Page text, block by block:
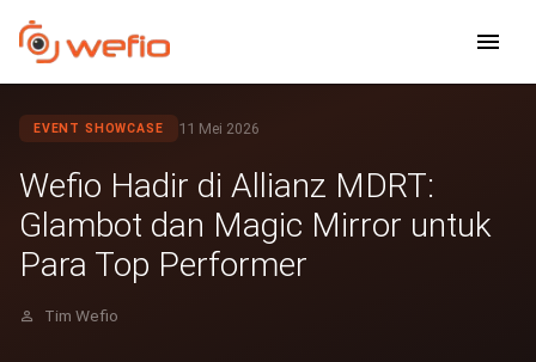
EVENT SHOWCASE 11 Mei 2026
Wefio Hadir di Allianz MDRT:
Glambot dan Magic Mirror untuk
Para Top Performer
Tim Wefio